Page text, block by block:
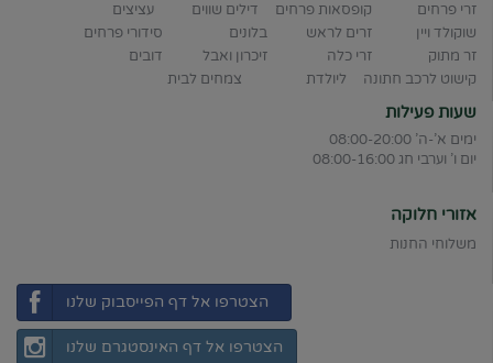
זרי פרחים קופסאות פרחים דילים שווים
עציצים
שוקולד ויין
זרים לראש בלונים
סידורי פרחים
זר מתוק
זרי כלה זיכרון ואבל
דובים
קישוט לרכב חתונה
ליולדת צמחים לבית
שעות פעילות
ימים א'-ה' 08:00-20:00
יום ו' וערבי חג 08:00-16:00
אזורי חלוקה
משלוחי החנות
הצטרפו אל דף הפייסבוק שלנו
הצטרפו אל דף האינסטגרם שלנו